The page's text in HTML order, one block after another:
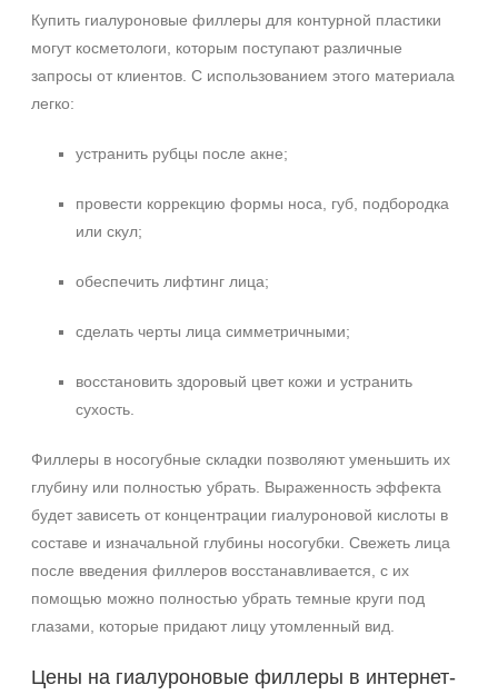
Купить гиалуроновые филлеры для контурной пластики
могут косметологи, которым поступают различные
запросы от клиентов. С использованием этого материала
легко:
устранить рубцы после акне;
провести коррекцию формы носа, губ, подбородка
или скул;
обеспечить лифтинг лица;
сделать черты лица симметричными;
восстановить здоровый цвет кожи и устранить
сухость.
Филлеры в носогубные складки позволяют уменьшить их
глубину или полностью убрать. Выраженность эффекта
будет зависеть от концентрации гиалуроновой кислоты в
составе и изначальной глубины носогубки. Свежеть лица
после введения филлеров восстанавливается, с их
помощью можно полностью убрать темные круги под
глазами, которые придают лицу утомленный вид.
Цены на гиалуроновые филлеры в интернет-